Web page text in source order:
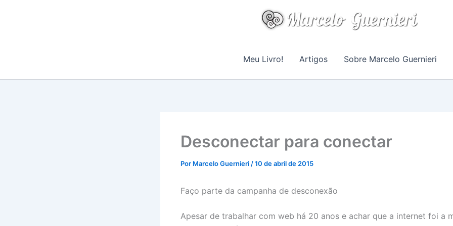
Meu Livro!
Artigos Sobre Marcelo Guernieri
Desconectar para conectar
Por Marcelo Guernieri /10 de abril de 2015
Faço parte da campanha de desconexão
Apesar de trabalhar com web há 20 anos e achar que a internet foi a